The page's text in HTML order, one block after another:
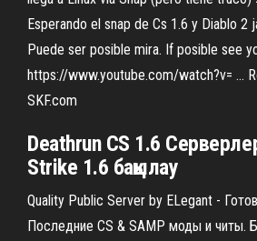
Esperando el snap de Cs 1.6 y Diablo 2
Puede ser posible mira. If posible see
https://www.youtube.com/watch?v= ...
SKF.com
Deathrun CS 1.6
Strike 1.6 бақылау
Quality Public Server by ELegant -
Последние CS & SAMP моды и читы.